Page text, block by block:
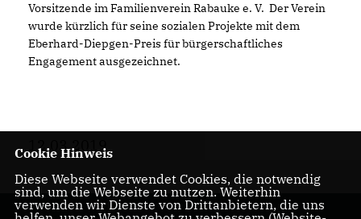
Vorsitzende im Familienverein Rabauke e. V. Der Verein
wurde kürzlich für seine sozialen Projekte mit dem
Eberhard-Diepgen-Preis für bürgerschaftliches
Engagement ausgezeichnet.
12.03.2019
Cookie Hinweis
Diese Webseite verwendet Cookies, die notwendig
sind, um die Webseite zu nutzen. Weiterhin
verwenden wir Dienste von Drittanbietern, die uns